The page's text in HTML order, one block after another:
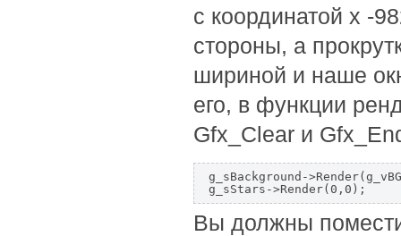
с координатой х -
стороны, а
шириной и наше
его, в функции
Gfx_Clear и
g_sBackground-
Вы должны